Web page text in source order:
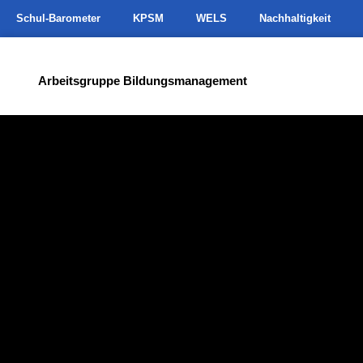
Schul-Barometer KPSM WELS Nachhaltigkeit
Arbeitsgruppe Bildungsmanagement